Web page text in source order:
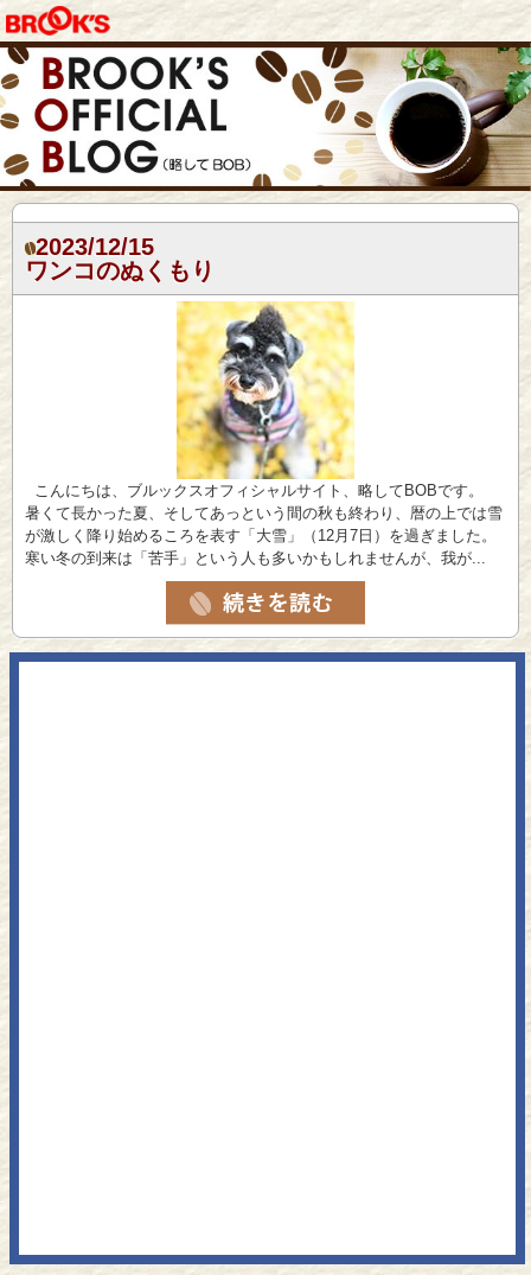
2023/12/15
ワンコのぬくもり
こんにちは、ブルックスオフィシャルサイト、略してBOBです。
暑くて長かった夏、そしてあっという間の秋も終わり、暦の上では雪
が激しく降り始めるころを表す「大雪」（12月7日）を過ぎました。
寒い冬の到来は「苦手」という人も多いかもしれませんが、我が...